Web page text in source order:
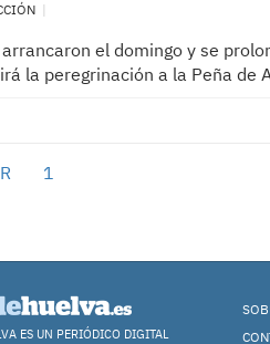
el domingo y se
la peregrinación a la Peña de
1
ES UN PERIÓDICO DIGITAL